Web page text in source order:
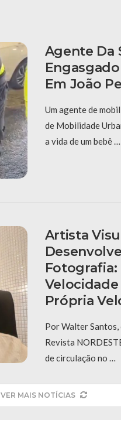
Agente Da
Em João
Um agente de
de Mobilidade
a vida de um bebê …
Artista
Própria
Por Walter
Revista
de circulação no …
VER MAIS NOTÍCIAS